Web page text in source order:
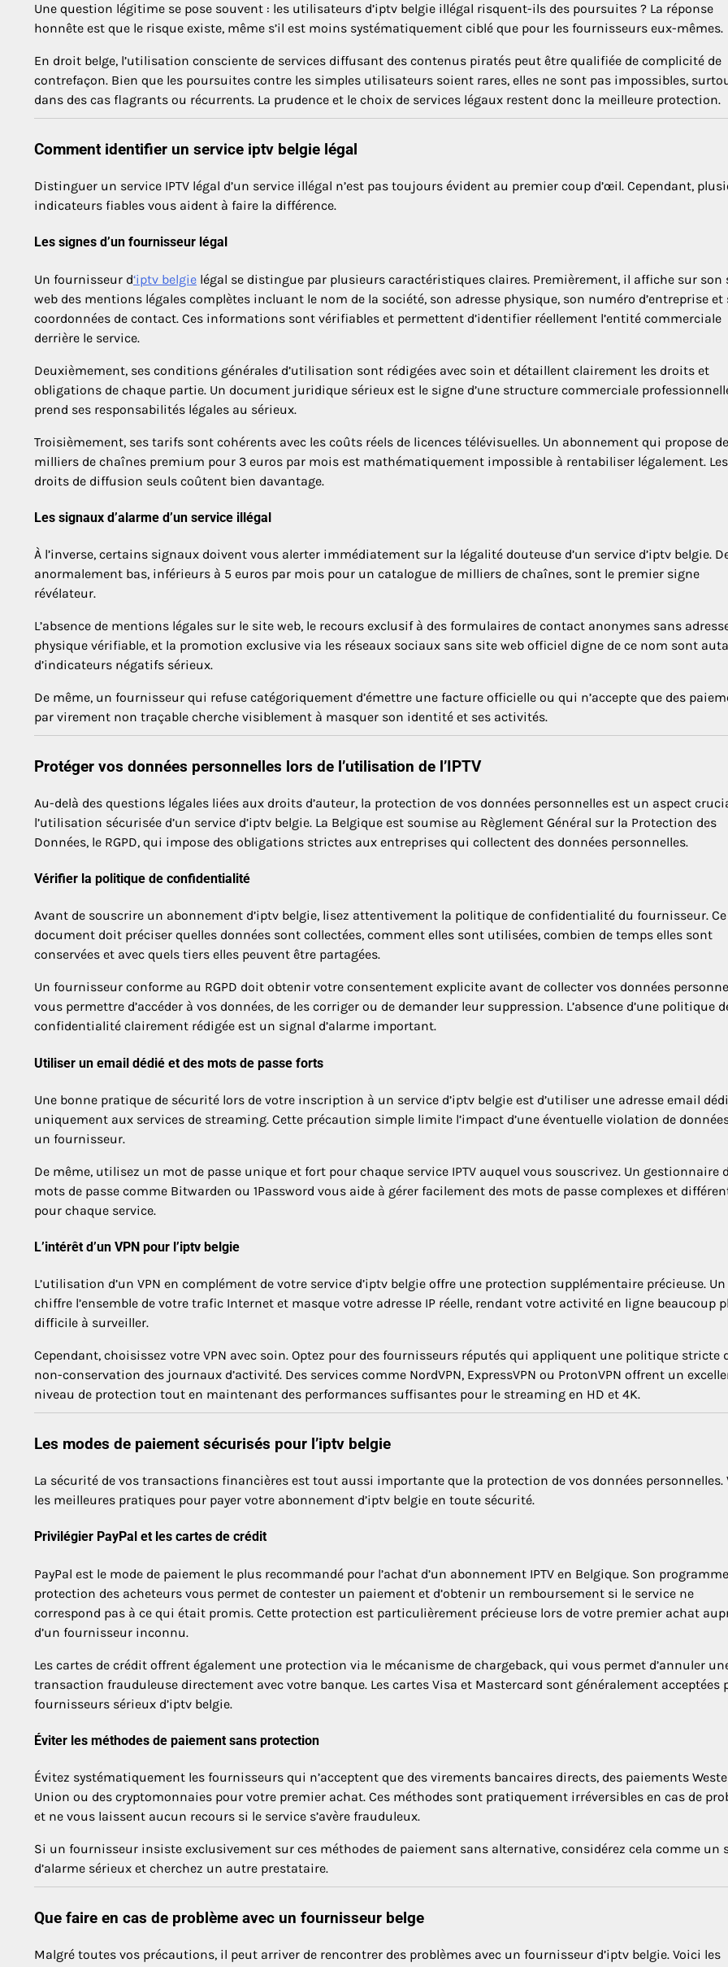
Une question légitime se pose souvent : les utilisateurs d’iptv belgie illégal risquent-ils des poursuites ? La réponse
honnête est que le risque existe, même s’il est moins systématiquement ciblé que pour les fournisseurs eux-mêmes.
En droit belge, l’utilisation consciente de services diffusant des contenus piratés peut être qualifiée de complicité de
contrefaçon. Bien que les poursuites contre les simples utilisateurs soient rares, elles ne sont pas impossibles,
dans des cas flagrants ou récurrents. La prudence et le choix de services légaux restent donc la meilleure protection.
Comment identifier un service iptv belgie légal
Distinguer un service IPTV légal d’un service illégal n’est pas toujours évident au premier coup d’œil. Cependant,
indicateurs fiables vous aident à faire la différence.
Les signes d’un fournisseur légal
Un fournisseur d‘iptv belgie légal se distingue par plusieurs caractéristiques claires. Premièrement, il affiche sur son
web des mentions légales complètes incluant le nom de la société, son adresse physique, son numéro d’entreprise et
coordonnées de contact. Ces informations sont vérifiables et permettent d’identifier réellement l’entité commerciale
derrière le service.
Deuxièmement, ses conditions générales d’utilisation sont rédigées avec soin et détaillent clairement les droits et
obligations de chaque partie. Un document juridique sérieux est le signe d’une structure commerciale
prend ses responsabilités légales au sérieux.
Troisièmement, ses tarifs sont cohérents avec les coûts réels de licences télévisuelles. Un abonnement qui propose
milliers de chaînes premium pour 3 euros par mois est mathématiquement impossible à rentabiliser légalement. Les
droits de diffusion seuls coûtent bien davantage.
Les signaux d’alarme d’un service illégal
À l’inverse, certains signaux doivent vous alerter immédiatement sur la légalité douteuse d’un service d’iptv belgie.
anormalement bas, inférieurs à 5 euros par mois pour un catalogue de milliers de chaînes, sont le premier signe
révélateur.
L’absence de mentions légales sur le site web, le recours exclusif à des formulaires de contact anonymes sans
physique vérifiable, et la promotion exclusive via les réseaux sociaux sans site web officiel digne de ce nom sont
d’indicateurs négatifs sérieux.
De même, un fournisseur qui refuse catégoriquement d’émettre une facture officielle ou qui n’accepte que des
par virement non traçable cherche visiblement à masquer son identité et ses activités.
Protéger vos données personnelles lors de l’utilisation de l’IPTV
Au-delà des questions légales liées aux droits d’auteur, la protection de vos données personnelles est un aspect
l’utilisation sécurisée d’un service d’iptv belgie. La Belgique est soumise au Règlement Général sur la Protection des
Données, le RGPD, qui impose des obligations strictes aux entreprises qui collectent des données personnelles.
Vérifier la politique de confidentialité
Avant de souscrire un abonnement d’iptv belgie, lisez attentivement la politique de confidentialité du fournisseur. Ce
document doit préciser quelles données sont collectées, comment elles sont utilisées, combien de temps elles sont
conservées et avec quels tiers elles peuvent être partagées.
Un fournisseur conforme au RGPD doit obtenir votre consentement explicite avant de collecter vos données
vous permettre d’accéder à vos données, de les corriger ou de demander leur suppression. L’absence d’une politique
confidentialité clairement rédigée est un signal d’alarme important.
Utiliser un email dédié et des mots de passe forts
Une bonne pratique de sécurité lors de votre inscription à un service d’iptv belgie est d’utiliser une adresse email
uniquement aux services de streaming. Cette précaution simple limite l’impact d’une éventuelle violation de
un fournisseur.
De même, utilisez un mot de passe unique et fort pour chaque service IPTV auquel vous souscrivez. Un gestionnaire
mots de passe comme Bitwarden ou 1Password vous aide à gérer facilement des mots de passe complexes et
pour chaque service.
L’intérêt d’un VPN pour l’iptv belgie
L’utilisation d’un VPN en complément de votre service d’iptv belgie offre une protection supplémentaire précieuse. Un
chiffre l’ensemble de votre trafic Internet et masque votre adresse IP réelle, rendant votre activité en ligne beaucoup
difficile à surveiller.
Cependant, choisissez votre VPN avec soin. Optez pour des fournisseurs réputés qui appliquent une politique stricte
non-conservation des journaux d’activité. Des services comme NordVPN, ExpressVPN ou ProtonVPN offrent un
niveau de protection tout en maintenant des performances suffisantes pour le streaming en HD et 4K.
Les modes de paiement sécurisés pour l’iptv belgie
La sécurité de vos transactions financières est tout aussi importante que la protection de vos données personnelles.
les meilleures pratiques pour payer votre abonnement d’iptv belgie en toute sécurité.
Privilégier PayPal et les cartes de crédit
PayPal est le mode de paiement le plus recommandé pour l’achat d’un abonnement IPTV en Belgique. Son
protection des acheteurs vous permet de contester un paiement et d’obtenir un remboursement si le service ne
correspond pas à ce qui était promis. Cette protection est particulièrement précieuse lors de votre premier achat
d’un fournisseur inconnu.
Les cartes de crédit offrent également une protection via le mécanisme de chargeback, qui vous permet d’annuler
transaction frauduleuse directement avec votre banque. Les cartes Visa et Mastercard sont généralement acceptées
fournisseurs sérieux d’iptv belgie.
Éviter les méthodes de paiement sans protection
Évitez systématiquement les fournisseurs qui n’acceptent que des virements bancaires directs, des paiements
Union ou des cryptomonnaies pour votre premier achat. Ces méthodes sont pratiquement irréversibles en cas de
et ne vous laissent aucun recours si le service s’avère frauduleux.
Si un fournisseur insiste exclusivement sur ces méthodes de paiement sans alternative, considérez cela comme un
d’alarme sérieux et cherchez un autre prestataire.
Que faire en cas de problème avec un fournisseur belge
Malgré toutes vos précautions, il peut arriver de rencontrer des problèmes avec un fournisseur d’iptv belgie. Voici les